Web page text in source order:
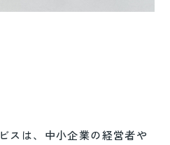
スは、中小企業の経営者や